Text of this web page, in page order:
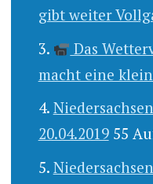
gibt weiter
Das
macht eine
20.04.2019 55